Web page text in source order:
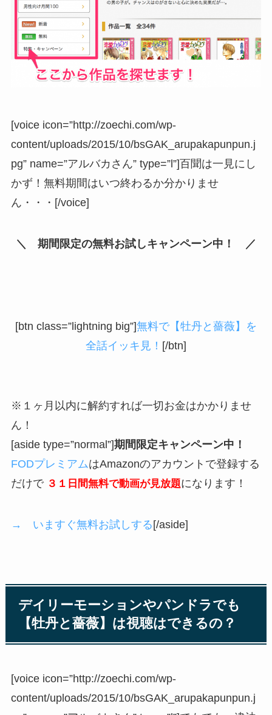
[voice icon=”http://zoechi.com/wp-
content/uploads/2015/10/bsGAK_arupakapunpun.j
pg” name=”アルバカさん” type=”l”]百聞は一見にし
かず！無料期間はいつ終わるか分かりませ
ん・・・[/voice]
＼ 期間限定の無料お試しキャンペーン中！ ／
[btn class=”lightning big”]無料で【牡丹と薔薇】を
全話イッキ見！ [/btn]
※１ヶ月以内に解約すれば一切お金はかかりませ
ん！
[aside type=”normal”]期間限定キャンペーン中！
FODプレミアムはAmazonのアカウントで登録する
だけで３１日間無料で動画が見放題になります！
→ いますぐ無料お試しする [/aside]
デイリーモーションやパンドラでも
【牡丹と薔薇】は視聴はできるの？
[voice icon=”http://zoechi.com/wp-
content/uploads/2015/10/bsGAK_arupakapunpun.j